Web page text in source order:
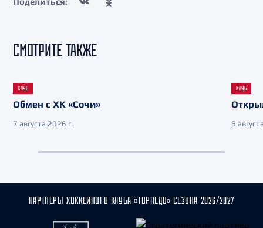
СМОТРИТЕ ТАКЖЕ
КЛУБ
Обмен с ХК «Сочи»
7 августа 2026 г.
КЛУБ
6
ПАРТНЁРЫ ХОККЕЙНОГО КЛУБА «ТОРПЕДО» СЕЗОНА 2026/2027